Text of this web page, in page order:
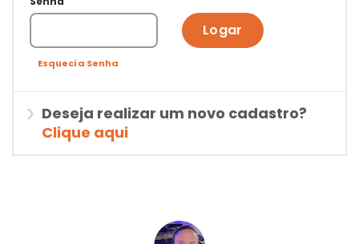
Logar
Esqueci a Senha
Deseja realizar um novo cadastro?
Clique aqui